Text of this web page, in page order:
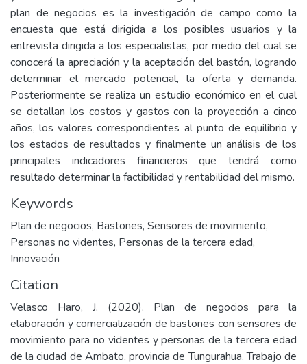
plan de negocios es la investigación de campo como la
encuesta que está dirigida a los posibles usuarios y la
entrevista dirigida a los especialistas, por medio del cual se
conocerá la apreciación y la aceptación del bastón, logrando
determinar el mercado potencial, la oferta y demanda.
Posteriormente se realiza un estudio económico en el cual
se detallan los costos y gastos con la proyección a cinco
años, los valores correspondientes al punto de equilibrio y
los estados de resultados y finalmente un análisis de los
principales indicadores financieros que tendrá como
resultado determinar la factibilidad y rentabilidad del mismo.
Keywords
Plan de negocios, Bastones, Sensores de movimiento,
Personas no videntes, Personas de la tercera edad,
Innovación
Citation
Velasco Haro, J. (2020). Plan de negocios para la
elaboración y comercialización de bastones con sensores de
movimiento para no videntes y personas de la tercera edad
de la ciudad de Ambato, provincia de Tungurahua. Trabajo de